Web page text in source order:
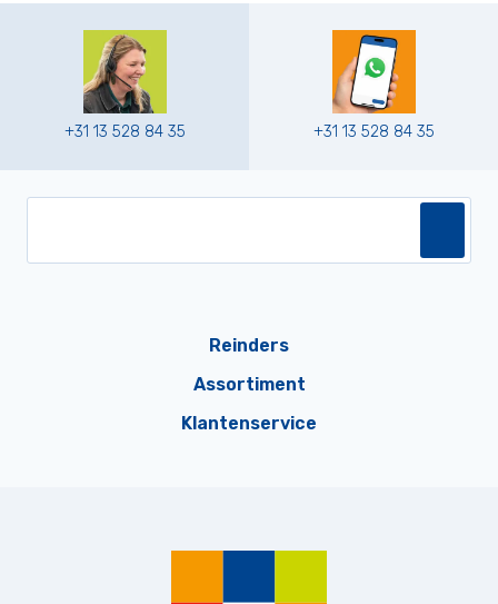
+31 13 528 84 35 +31 13 528 84 35
Reinders
Assortiment
Klantenservice